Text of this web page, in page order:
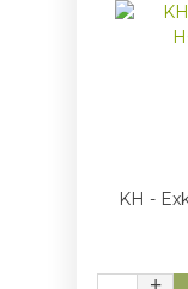
KH -